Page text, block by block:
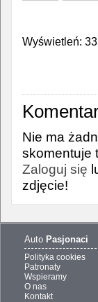
Wyświetleń:
Nie ma
skomentuje
Zaloguj się
zdjęcie!
Auto Pasjonaci
Polityka cookies
Patronaty
Wspieramy
O nas
Kontakt